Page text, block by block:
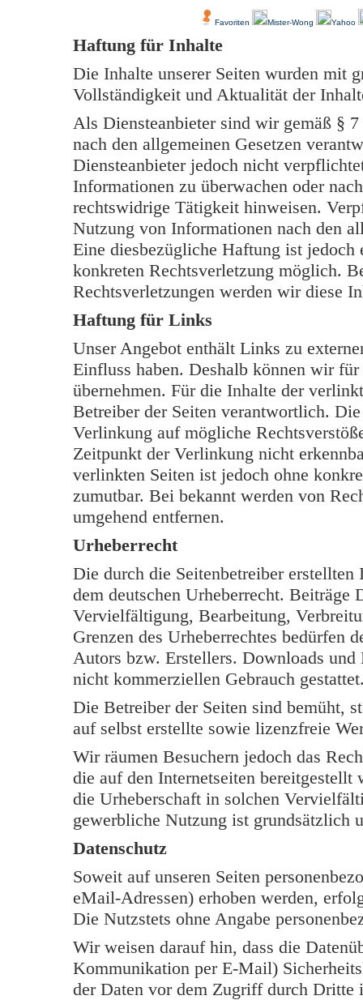
Favoriten Mister-Wong Yahoo
Haftung für Inhalte
Die Inhalte unserer Seiten wurden mit
Vollständigkeit und Aktualität der
Als Diensteanbieter sind wir gemäß §
nach den allgemeinen Gesetzen
Diensteanbieter jedoch nicht
Informationen zu überwachen oder
rechtswidrige Tätigkeit hinweisen.
Nutzung von Informationen nach den
Eine diesbezügliche Haftung ist
konkreten Rechtsverletzung möglich.
Rechtsverletzungen werden wir diese
Haftung für Links
Unser Angebot enthält Links zu
Einfluss haben. Deshalb können wir
übernehmen. Für die Inhalte der
Betreiber der Seiten verantwortlich.
Verlinkung auf mögliche
Zeitpunkt der Verlinkung nicht
verlinkten Seiten ist jedoch ohne
zumutbar. Bei bekannt werden von
umgehend entfernen.
Urheberrecht
Die durch die Seitenbetreiber
dem deutschen Urheberrecht.
Vervielfältigung, Bearbeitung,
Grenzen des Urheberrechtes bedürfen
Autors bzw. Erstellers. Downloads
nicht kommerziellen Gebrauch
Die Betreiber der Seiten sind bemüht,
auf selbst erstellte sowie lizenzfreie
Wir räumen Besuchern jedoch das
die auf den Internetseiten
die Urheberschaft in solchen
gewerbliche Nutzung ist grundsätzlich
Datenschutz
Soweit auf unseren Seiten
eMail-Adressen) erhoben werden,
Die Nutzstets ohne Angabe
Wir weisen darauf hin, dass die
Kommunikation per E-Mail)
der Daten vor dem Zugriff durch Dritte